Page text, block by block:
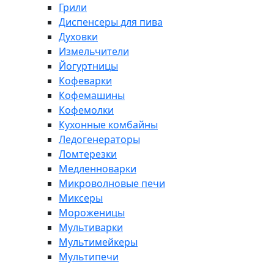
Грили
Диспенсеры для пива
Духовки
Измельчители
Йогуртницы
Кофеварки
Кофемашины
Кофемолки
Кухонные комбайны
Ледогенераторы
Ломтерезки
Медленноварки
Микроволновые печи
Миксеры
Мороженицы
Мультиварки
Мультимейкеры
Мультипечи